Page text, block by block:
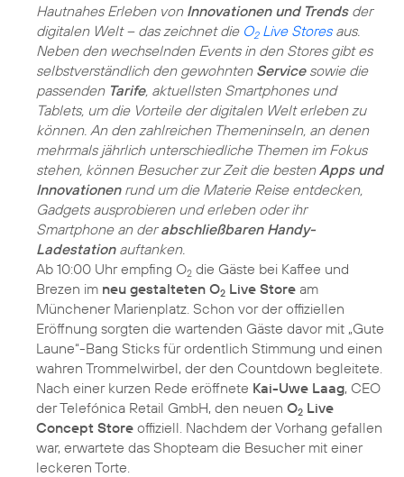
Hautnahes Erleben von Innovationen und Trendsder
digitalen Welt – das zeichnet die O2Live Storesaus.
Neben den wechselnden Events in den Stores gibt es
selbstverständlich den gewohnten Servicesowie die
passenden Tarife, aktuellsten Smartphones und
Tablets, um die Vorteile der digitalen Welt erleben zu
können. An den zahlreichen Themeninseln, an denen
mehrmals jährlich unterschiedliche Themen im Fokus
stehen, können Besucher zur Zeit die bestenApps und
Innovationenrund um die Materie Reise entdecken,
Gadgets ausprobieren und erleben oder ihr
Smartphone an derabschließbaren Handy-
Ladestationauftanken.
Ab 10:00 Uhr empfing O2 die Gäste bei Kaffee und
Brezen im neu gestalteten O2 Live Store am
Münchener Marienplatz. Schon vor der offiziellen
Eröffnung sorgten die wartenden Gäste davor mit „Gute
Laune“-Bang Sticks für ordentlich Stimmung und einen
wahren Trommelwirbel, der den Countdown begleitete.
Nach einer kurzen Rede eröffnete Kai-Uwe Laag, CEO
der Telefónica Retail GmbH, den neuen O2 Live
Concept Store offiziell. Nachdem der Vorhang gefallen
war, erwartete das Shopteam die Besucher mit einer
leckeren Torte.